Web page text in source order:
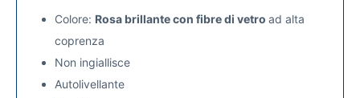
Colore: Rosa brillante con fibre di vetro ad alta
coprenza
Non ingiallisce
Autolivellante